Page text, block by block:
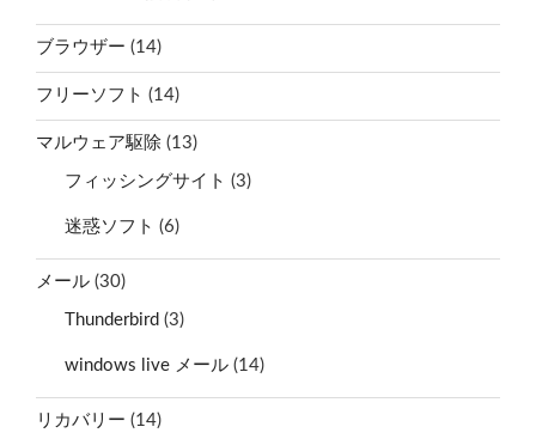
ブラウザー (14)
フリーソフト (14)
マルウェア駆除 (13)
フィッシングサイト (3)
迷惑ソフト (6)
メール (30)
Thunderbird (3)
windows live メール (14)
リカバリー (14)